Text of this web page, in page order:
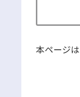
本ページ